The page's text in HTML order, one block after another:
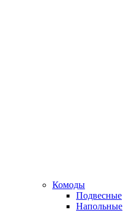
Комоды
Подвесные
Напольные